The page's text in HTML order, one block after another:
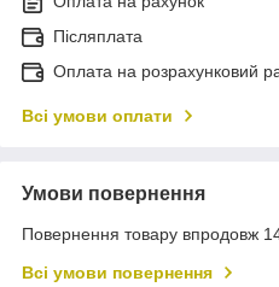
Післяплата
Оплата на розрахунковий
Всі умови оплати
Умови повернення
Повернення товару впродовж
Всі умови повернення